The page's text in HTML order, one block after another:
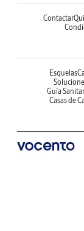
Contactar
Esquelas
Guía
Casas de